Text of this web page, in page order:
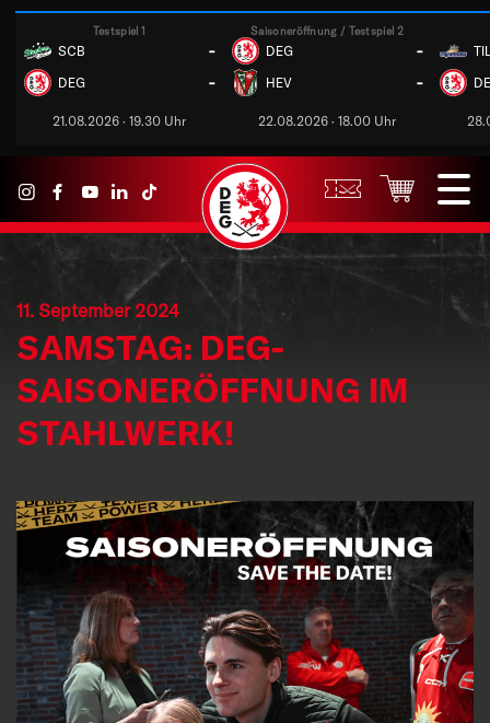
Testspiel 1
SCB -
DEG -
21.08.2026 · 19.30 Uhr
Saisoneröffnung / Testspiel 2
DEG -
HEV -
22.08.2026 · 18.00 Uhr
TIL
11. September 2024
SAMSTAG: DEG-
SAISONERÖFFNUNG IM
STAHLWERK!